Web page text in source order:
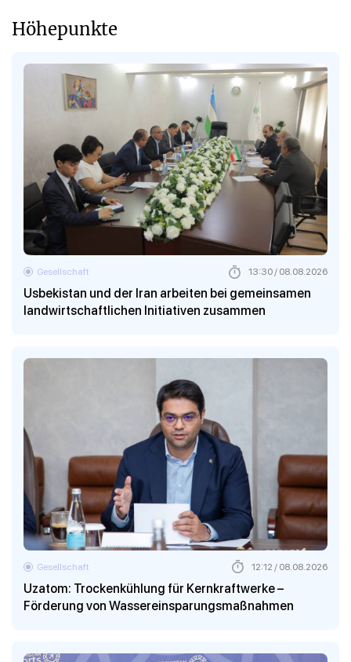
Höhepunkte
Usbekistan und der Iran arbeiten bei gemeinsamen
landwirtschaftlichen Initiativen zusammen
Gesellschaft 13:30 / 08.08.2026
Uzatom: Trockenkühlung für Kernkraftwerke –
Förderung von Wassereinsparungsmaßnahmen
Gesellschaft 12:12 / 08.08.2026